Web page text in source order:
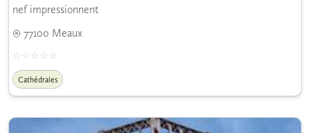
nef impressionnent
77100 Meaux
Cathédrales